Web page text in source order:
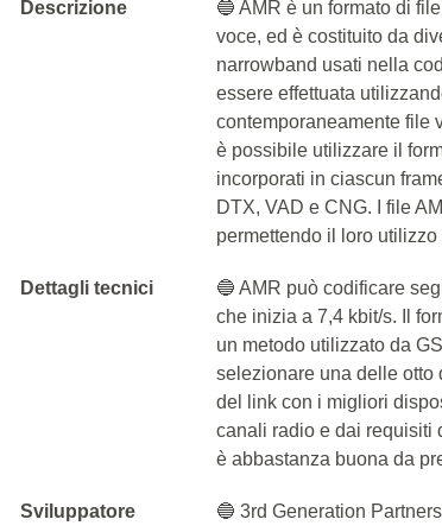
Descrizione
🔵 AMR è un formato di
voce, ed è costituito da
narrowband usati nella
essere effettuata
contemporaneamente file
è possibile utilizzare il
incorporati in ciascun
DTX, VAD e CNG. I file
permettendo il loro
Dettagli tecnici
🔵 AMR può codificare
che inizia a 7,4 kbit/s. Il
un metodo utilizzato da
selezionare una delle otto
del link con i migliori
canali radio e dai requisiti
è abbastanza buona da
Sviluppatore 🔵 3rd Generation